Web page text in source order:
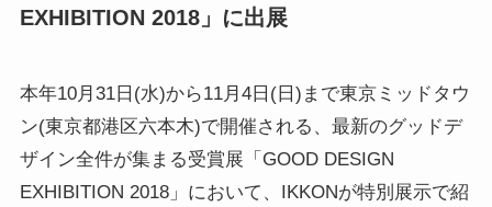
EXHIBITION 2018」に出展
本年10月31日(水)から11月4日(日)まで東京ミッドタウ
ン(東京都港区六本木)で開催される、最新のグッドデ
ザイン全件が集まる受賞展「GOOD DESIGN
EXHIBITION 2018」において、IKKONが特別展示で紹